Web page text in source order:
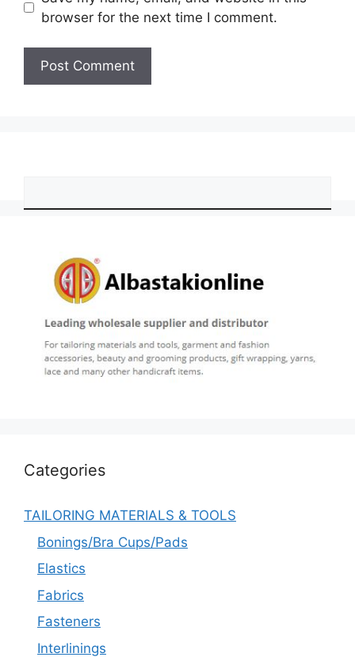
browser for the next time I comment.
Categories
TAILORING MATERIALS & TOOLS
Bonings/Bra Cups/Pads
Elastics
Fabrics
Fasteners
Interlinings